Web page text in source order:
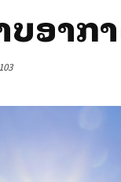
ບອາກ
103